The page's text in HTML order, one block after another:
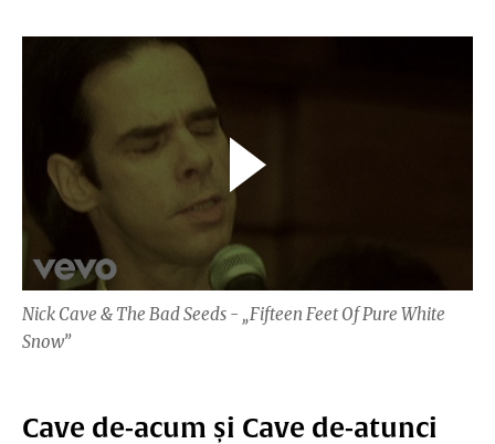
Nick Cave & The Bad Seeds - „Fifteen Feet Of Pure White
Snow”
Cave de-acum și Cave de-atunci